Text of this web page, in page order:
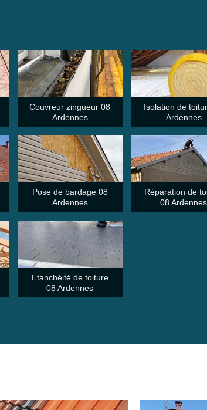
Couvreur zingueur 08
Ardennes
Isolation de
Ardennes
Pose de bardage 08
Ardennes
Réparation de
08 Ardennes
Etanchéité de toiture
08 Ardennes